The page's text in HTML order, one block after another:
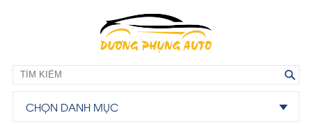
CHỌN DANH MỤC